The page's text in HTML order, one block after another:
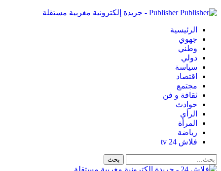
Publisher - جريدة إلكترونية مغربية مستقلة
الرئيسية
جهوي
وطني
دولي
سياسة
اقتصاد
مجتمع
ثقافة و فن
حوادث
الرأي
المرأة
رياضة
فلاش 24 tv